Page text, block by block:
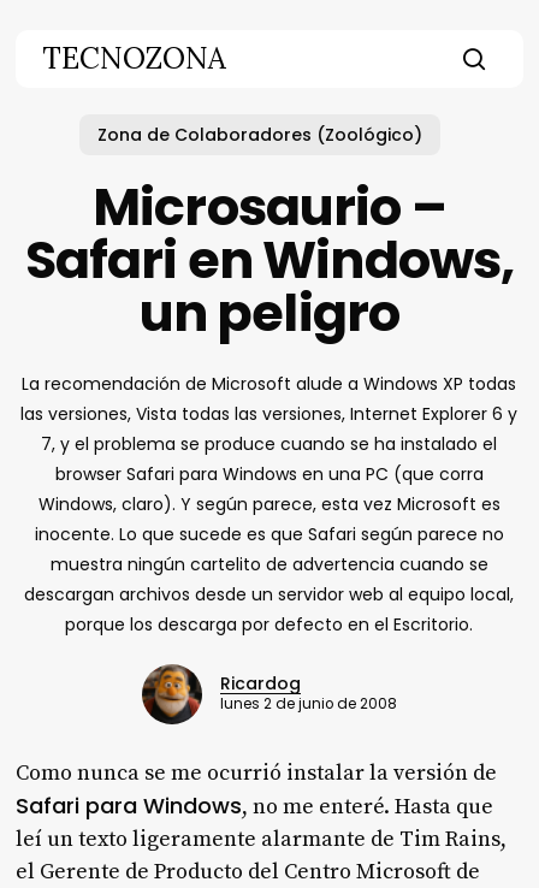
TECNOZONA
Zona de Colaboradores (Zoológico)
Microsaurio –
Safari en Windows,
un peligro
La recomendación de Microsoft alude a Windows XP todas
las versiones, Vista todas las versiones, Internet Explorer 6 y
7, y el problema se produce cuando se ha instalado el
browser Safari para Windows en una PC (que corra
Windows, claro). Y según parece, esta vez Microsoft es
inocente. Lo que sucede es que Safari según parece no
muestra ningún cartelito de advertencia cuando se
descargan archivos desde un servidor web al equipo local,
porque los descarga por defecto en el Escritorio.
Ricardog
lunes 2 de junio de 2008
Como nunca se me ocurrió instalar la versión de
Safari para Windows, no me enteré. Hasta que
leí un texto ligeramente alarmante de Tim Rains,
el Gerente de Producto del Centro Microsoft de